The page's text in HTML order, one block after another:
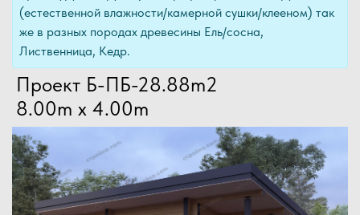
(естественной влажности/камерной сушки/клееном) так
же в разных породах древесины Ель/сосна,
Лиственница, Кедр.
Проект Б-ПБ-28.88m2
8.00m x 4.00m